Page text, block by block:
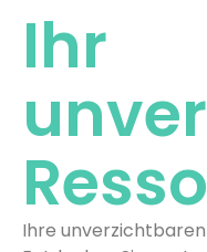
Ihr
Ihre